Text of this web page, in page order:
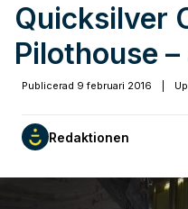
Quicksilver
Pilothouse
Publicerad 9 februari 2016
Redaktionen